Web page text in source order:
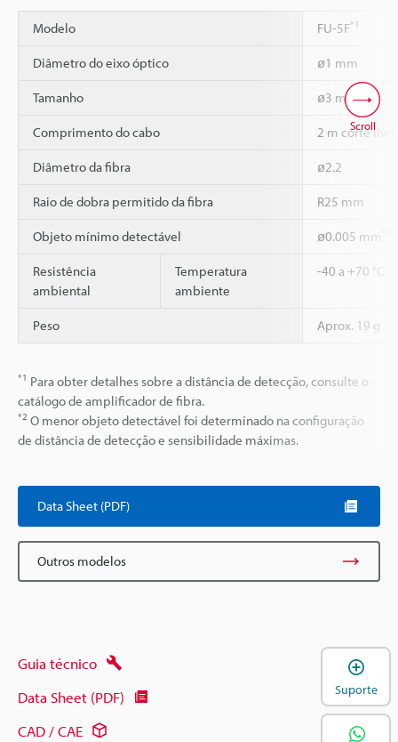
Modelo FU-5F*1
Diâmetro do eixo óptico ø1 mm
Tamanho ø3 mm
Comprimento do cabo 2 m corte livre
Diâmetro da fibra ø2.2
Raio de dobra permitido da fibra R25 mm
Objeto mínimo detectável ø0.005 mm
Resistência
ambiental
Temperatura
ambiente
-40 a +70 °C
Peso Aprox. 19 g
*1 Para obter detalhes sobre a distância de detecção, consulte o
catálogo de amplificador de fibra.
*2 O menor objeto detectável foi determinado na configuração
de distância de detecção e sensibilidade máximas.
Scroll
Data Sheet (PDF)
Outros modelos
Guia técnico
Data Sheet (PDF)
CAD / CAE
Suporte